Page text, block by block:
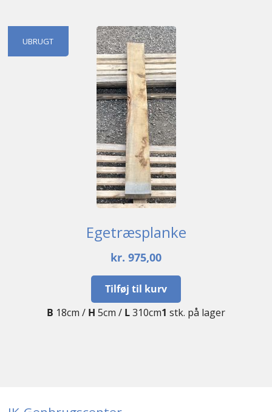
UBRUGT
Egetræsplanke
kr. 975,00
Tilføj til kurv
B 18cm / H 5cm / L310cm1 stk. på lager